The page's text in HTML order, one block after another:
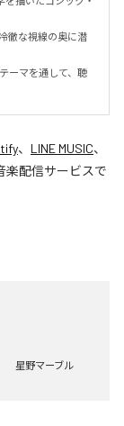
徹な視線の奥に潜
ーマを通して、聴
、 LINE MUSIC、
楽配信サービスで
星野マーブル